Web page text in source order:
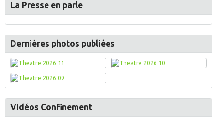
La Presse en parle
Dernières photos publiées
Vidéos Confinement